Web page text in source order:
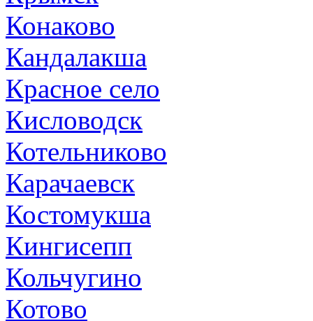
Конаково
Кандалакша
Красное село
Кисловодск
Котельниково
Карачаевск
Костомукша
Кингисепп
Кольчугино
Котово